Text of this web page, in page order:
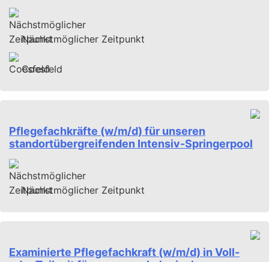
Nächstmöglicher Zeitpunkt
Coesfeld
Pflegefachkräfte (w/m/d) für unseren
standortübergreifenden Intensiv-Springerpool
Nächstmöglicher Zeitpunkt
Examinierte Pflegefachkraft (w/m/d) in Voll-